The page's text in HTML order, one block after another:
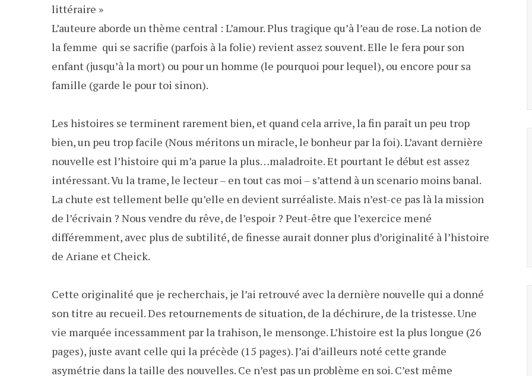
littéraire »
L’auteure aborde un thème central : L’amour. Plus tragique qu’à l’eau de rose. La notion de
la femme qui se sacrifie (parfois à la folie) revient assez souvent. Elle le fera pour son
enfant (jusqu’à la mort) ou pour un homme (le pourquoi pour lequel), ou encore pour sa
famille (garde le pour toi sinon).
Les histoires se terminent rarement bien, et quand cela arrive, la fin paraît un peu trop
bien, un peu trop facile (Nous méritons un miracle, le bonheur par la foi). L’avant dernière
nouvelle est l’histoire qui m’a parue la plus…maladroite. Et pourtant le début est assez
intéressant. Vu la trame, le lecteur – en tout cas moi – s’attend à un scenario moins banal.
La chute est tellement belle qu’elle en devient surréaliste. Mais n’est-ce pas là la mission
de l’écrivain ? Nous vendre du rêve, de l’espoir ? Peut-être que l’exercice mené
différemment, avec plus de subtilité, de finesse aurait donner plus d’originalité à l’histoire
de Ariane et Cheick.
Cette originalité que je recherchais, je l’ai retrouvé avec la dernière nouvelle qui a donné
son titre au recueil. Des retournements de situation, de la déchirure, de la tristesse. Une
vie marquée incessamment par la trahison, le mensonge. L’histoire est la plus longue (26
pages), juste avant celle qui la précède (15 pages). J’ai d’ailleurs noté cette grande
asymétrie dans la taille des nouvelles. Ce n’est pas un problème en soi. C’est même